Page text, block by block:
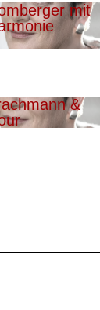
mit
&